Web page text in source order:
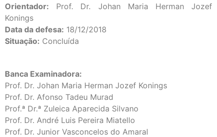
Orientador: Prof. Dr. Johan Maria Herman Jozef
Konings
Data da defesa: 18/12/2018
Situação: Concluída
Banca Examinadora:
Prof. Dr. Johan Maria Herman Jozef Konings
Prof. Dr. Afonso Tadeu Murad
Prof.ª Dr.ª Zuleica Aparecida Silvano
Prof. Dr. André Luis Pereira Miatello
Prof. Dr. Junior Vasconcelos do Amaral